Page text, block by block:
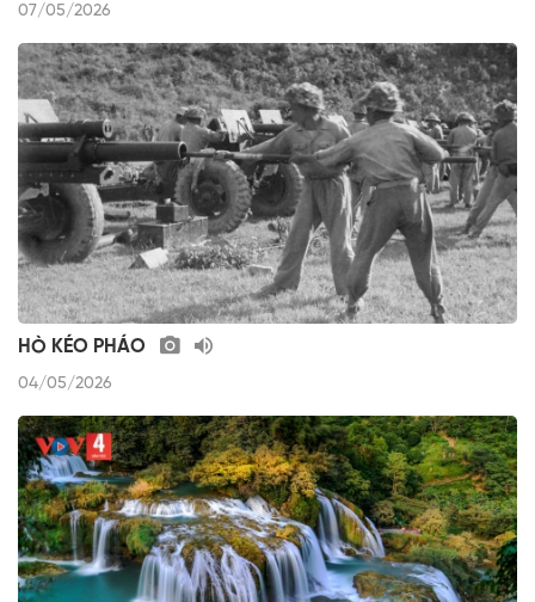
07/05/2026
HÒ KÉO PHÁO
04/05/2026